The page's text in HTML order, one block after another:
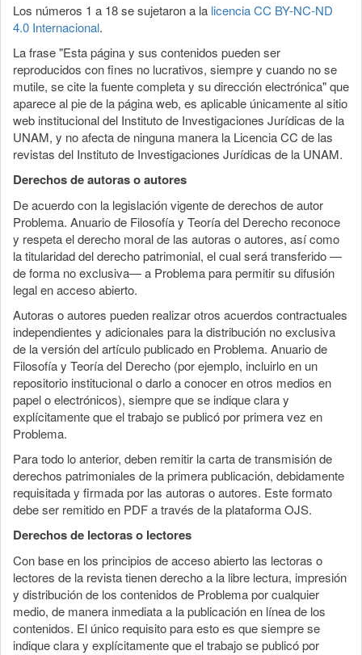
Los números 1 a 18 se sujetaron a la licencia CC BY-NC-ND
4.0 Internacional.
La frase "Esta página y sus contenidos pueden ser
reproducidos con fines no lucrativos, siempre y cuando no se
mutile, se cite la fuente completa y su dirección electrónica" que
aparece al pie de la página web, es aplicable únicamente al sitio
web institucional del Instituto de Investigaciones Jurídicas de la
UNAM, y no afecta de ninguna manera la Licencia CC de las
revistas del Instituto de Investigaciones Jurídicas de la UNAM.
Derechos de autoras o autores
De acuerdo con la legislación vigente de derechos de autor
Problema. Anuario de Filosofía y Teoría del Derecho reconoce
y respeta el derecho moral de las autoras o autores, así como
la titularidad del derecho patrimonial, el cual será transferido —
de forma no exclusiva— a Problema para permitir su difusión
legal en acceso abierto.
Autoras o autores pueden realizar otros acuerdos contractuales
independientes y adicionales para la distribución no exclusiva
de la versión del artículo publicado en Problema. Anuario de
Filosofía y Teoría del Derecho (por ejemplo, incluirlo en un
repositorio institucional o darlo a conocer en otros medios en
papel o electrónicos), siempre que se indique clara y
explícitamente que el trabajo se publicó por primera vez en
Problema.
Para todo lo anterior, deben remitir la carta de transmisión de
derechos patrimoniales de la primera publicación, debidamente
requisitada y firmada por las autoras o autores. Este formato
debe ser remitido en PDF a través de la plataforma OJS.
Derechos de lectoras o lectores
Con base en los principios de acceso abierto las lectoras o
lectores de la revista tienen derecho a la libre lectura, impresión
y distribución de los contenidos de Problema por cualquier
medio, de manera inmediata a la publicación en línea de los
contenidos. El único requisito para esto es que siempre se
indique clara y explícitamente que el trabajo se publicó por